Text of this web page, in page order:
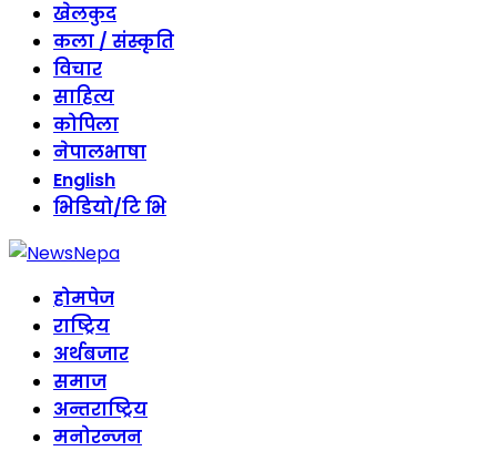
खेलकुद
कला / संस्कृति
विचार
साहित्य
कोपिला
नेपालभाषा
English
भिडियो/टि भि
होमपेज
राष्ट्रिय
अर्थबजार
समाज
अन्तराष्ट्रिय
मनोरन्जन